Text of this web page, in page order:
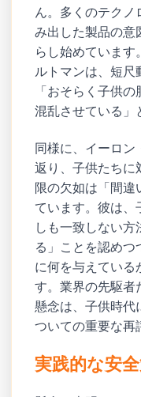
ん。多くのテクノ
み出した製品の意
らし始めていま
ルトマンは、短
「おそらく子供
混乱させている」
同様に、イーロン
返り、子供たちに
限の欠如は「間違
ています。彼は
しも一致しない
る」ことを認め
に何を与えている
す。業界の先駆者
懸念は、子供時代
ついての重要な再
実践的な安